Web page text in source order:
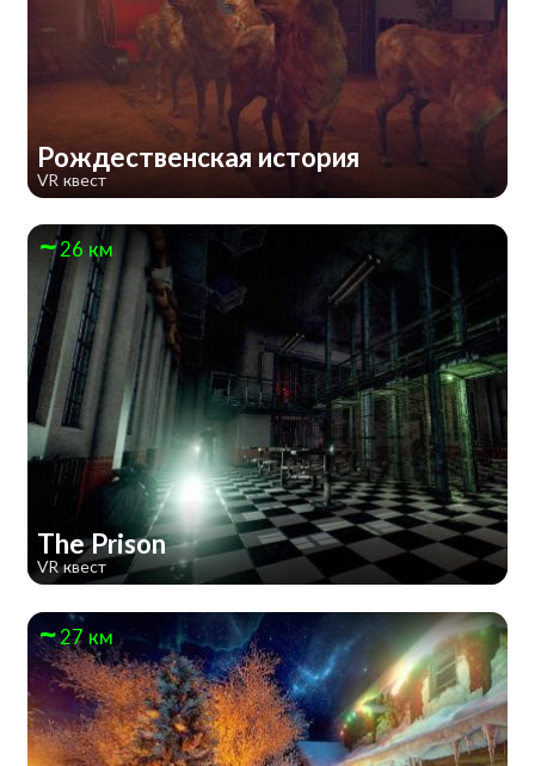
Рождественская история
VR квест
26 км
The Prison
VR квест
27 км